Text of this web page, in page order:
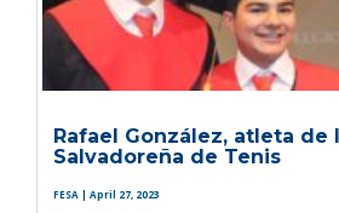
Rafael González, atleta de
Salvadoreña de Tenis
FESA | April 27, 2023